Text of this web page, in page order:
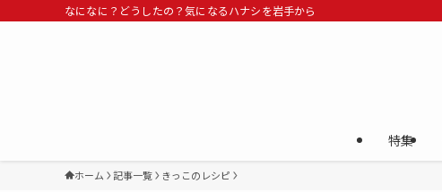
なになに？どうしたの？気になるハナシを岩手から
特集
ホーム 記事一覧 きっこのレシピ